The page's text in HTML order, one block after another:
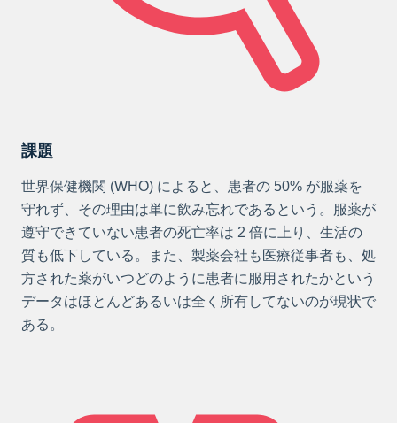
課題
世界保健機関 (WHO) によると、患者の 50% が服薬を
守れず、その理由は単に飲み忘れであるという。服薬が
遵守できていない患者の死亡率は 2 倍に上り、生活の
質も低下している。また、製薬会社も医療従事者も、処
方された薬がいつどのように患者に服用されたかという
データはほとんどあるいは全く所有してないのが現状で
ある。